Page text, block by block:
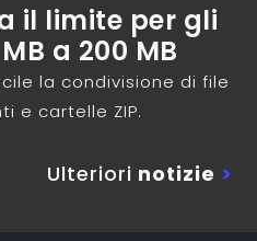
il limite per gli
a 200 MB
la condivisione di file
e cartelle ZIP.
Ulteriori notizie >